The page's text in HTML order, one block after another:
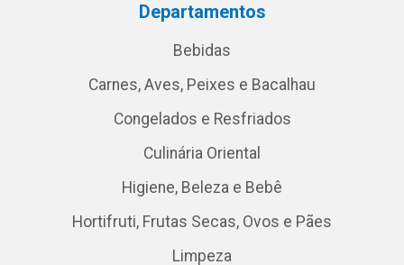
Departamentos
Bebidas
Carnes, Aves, Peixes e Bacalhau
Congelados e Resfriados
Culinária Oriental
Higiene, Beleza e Bebê
Hortifruti, Frutas Secas, Ovos e Pães
Limpeza